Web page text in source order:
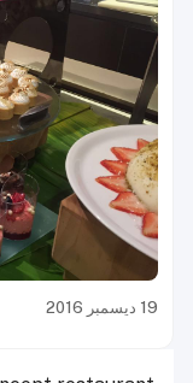
19 ديسمبر 2016